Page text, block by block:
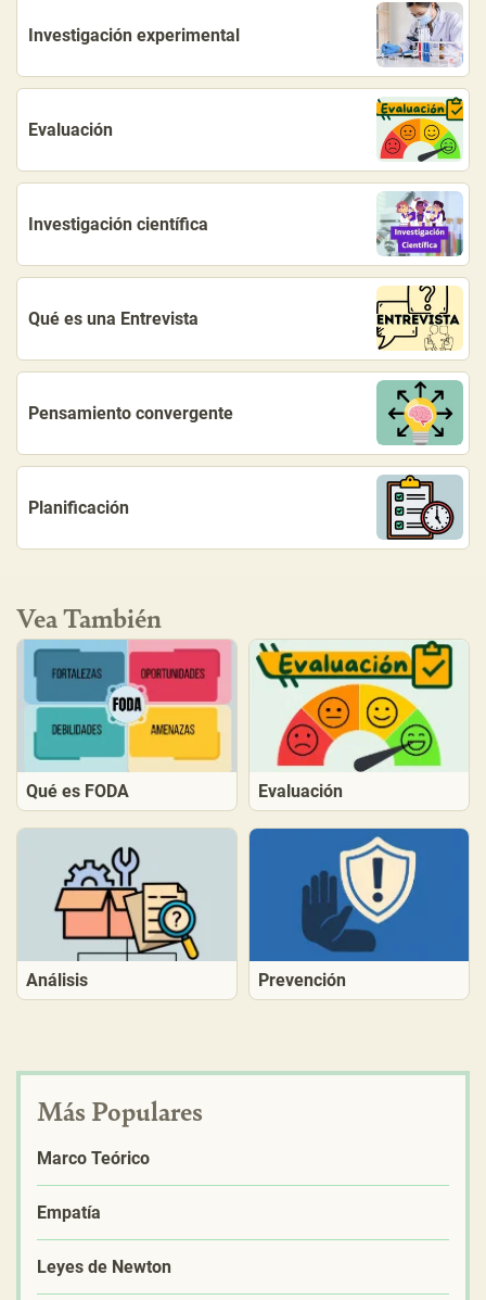
Investigación experimental
Evaluación
Investigación científica
Qué es una Entrevista
Pensamiento convergente
Planificación
Vea También
Qué es FODA Evaluación
Análisis Prevención
Más Populares
Marco Teórico
Empatía
Leyes de Newton